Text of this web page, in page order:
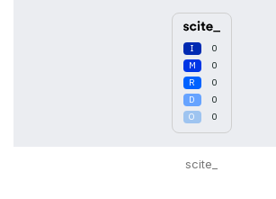
0
0
0
0
0
scite_